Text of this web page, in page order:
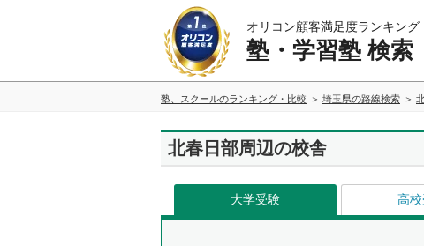
オリコン顧客満足度ランキング
塾・学習塾 検索
塾、スクールのランキング・比較 埼玉県の路線検索
北春日部周辺の校舎
大学受験 高